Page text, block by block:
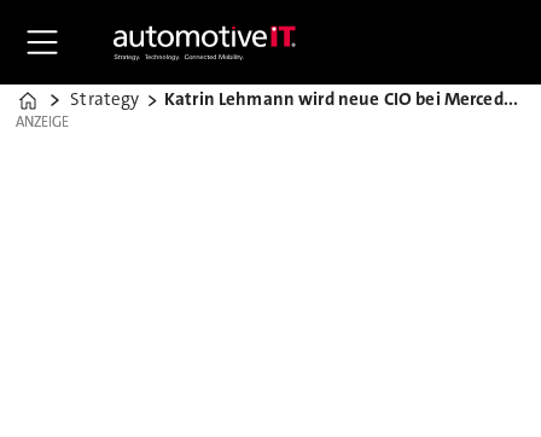
Home
Strategy Katrin Lehmann wird neue CIO bei Mercedes-Benz
ANZEIGE
ANZEIGE